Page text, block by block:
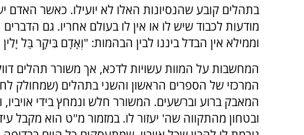
בתהלים קובע שהנסיונות האלו לא יועילו. כאשר האדם
מודעות לכבוד שיש לו או אין לו בעולם אחריו. גם
וממילא אין הבדל ביננו לבין הבהמות: "וְאָדָם בִּיקָר בַּל
המחשבות על המוות עשויות לדכא, אך משורר תהלים
המרכזי של הספרים הראשון והשני בתהלים (שמחולק
המאבק ברוע וברשעים. המשורר חלש ונמחץ בידי
ובטחון מהתקווה שה' יעזור לו. במזמור מ"ט הוא מקבל